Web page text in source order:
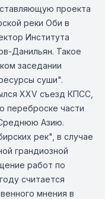
проекта
реки Оби в
Института
Данильян. Такое
заседании
суши".
XXV съезд КПСС,
переброске части
Среднюю Азию.
рек", в случае
грандиозной
работ по
считается
мнения в